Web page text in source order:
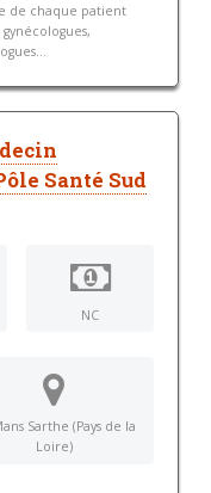
de chaque patient
Santé Sud
NC
Sarthe (Pays de la
Loire)